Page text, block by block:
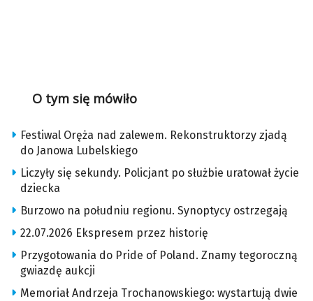
O tym się mówiło
Festiwal Oręża nad zalewem. Rekonstruktorzy zjadą
do Janowa Lubelskiego
Liczyły się sekundy. Policjant po służbie uratował życie
dziecka
Burzowo na południu regionu. Synoptycy ostrzegają
22.07.2026 Ekspresem przez historię
Przygotowania do Pride of Poland. Znamy tegoroczną
gwiazdę aukcji
Memoriał Andrzeja Trochanowskiego: wystartują dwie